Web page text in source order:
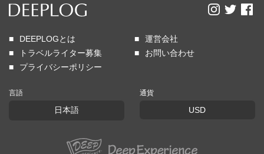
DEEPLOGとは
運営会社
トラベルライター募集
お問い合わせ
プライバシーポリシー
言語
日本語
通貨
USD